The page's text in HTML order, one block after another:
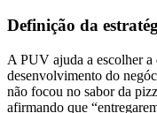
Definição da
A PUV ajuda a escolher a
desenvolvimento do
não focou no sabor da
afirmando que